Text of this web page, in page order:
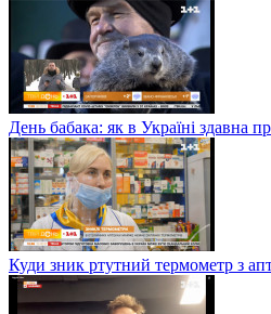
День бабака: як в Україні здавна
Куди зник ртутний термометр з